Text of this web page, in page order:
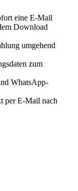
eine E-Mail
Download
umgehend
zum
WhatsApp-
per E-Mail nach